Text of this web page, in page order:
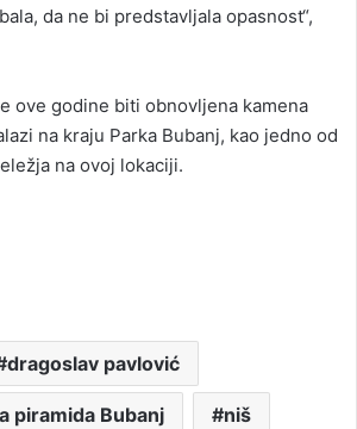
da ne bi predstavljala opasnost“,
ove godine biti obnovljena kamena
na kraju Parka Bubanj, kao jedno od
na ovoj lokaciji.
dragoslav pavlović
piramida Bubanj niš